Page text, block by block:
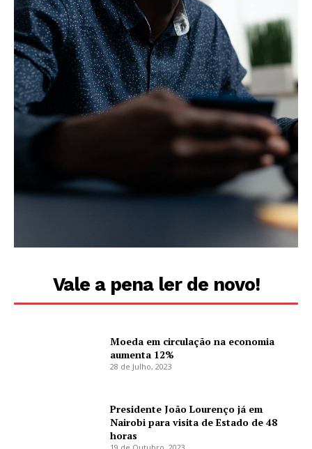
Vale a pena ler de novo!
Moeda em circulação na economia
aumenta 12%
28 de Julho, 2023
Presidente João Lourenço já em
Nairobi para visita de Estado de 48
horas